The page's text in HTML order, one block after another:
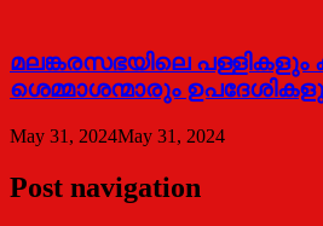
മലങ്കരസഭയിലെ പള്ളികളും
ശെമ്മാശന്മാരും
May 31, 2024May 31, 2024
Post navigation